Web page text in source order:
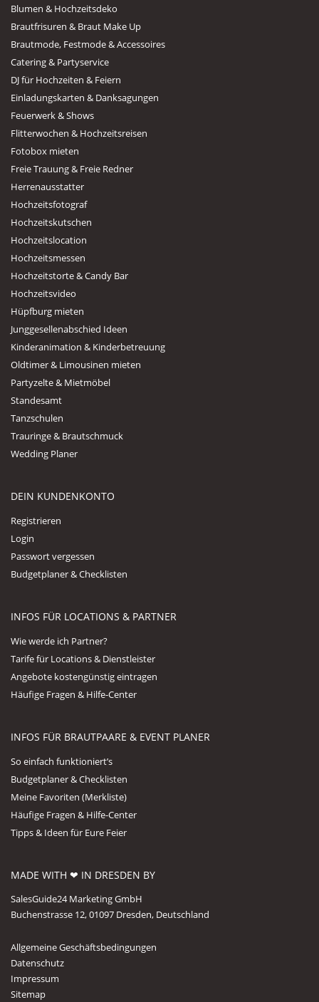
Blumen & Hochzeitsdeko
Brautfrisuren & Braut Make Up
Brautmode, Festmode & Accessoires
Catering & Partyservice
DJ für Hochzeiten & Feiern
Einladungskarten & Danksagungen
Feuerwerk & Shows
Flitterwochen & Hochzeitsreisen
Fotobox mieten
Freie Trauung & Freie Redner
Herrenausstatter
Hochzeitsfotograf
Hochzeitskutschen
Hochzeitslocation
Hochzeitsmessen
Hochzeitstorte & Candy Bar
Hochzeitsvideo
Hüpfburg mieten
Junggesellenabschied Ideen
Kinderanimation & Kinderbetreuung
Oldtimer & Limousinen mieten
Partyzelte & Mietmöbel
Standesamt
Tanzschulen
Trauringe & Brautschmuck
Wedding Planer
DEIN KUNDENKONTO
Registrieren
Login
Passwort vergessen
Budgetplaner & Checklisten
INFOS FÜR LOCATIONS & PARTNER
Wie werde ich Partner?
Tarife für Locations & Dienstleister
Angebote kostengünstig eintragen
Häufige Fragen & Hilfe-Center
INFOS FÜR BRAUTPAARE & EVENT PLANER
So einfach funktioniert’s
Budgetplaner & Checklisten
Meine Favoriten (Merkliste)
Häufige Fragen & Hilfe-Center
Tipps & Ideen für Eure Feier
MADE WITH ❤ IN DRESDEN BY
SalesGuide24 Marketing GmbH
Buchenstrasse 12, 01097 Dresden, Deutschland
Allgemeine Geschäftsbedingungen
Datenschutz
Impressum
Sitemap